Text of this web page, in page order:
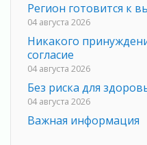
Регион готовится к
04 августа 2026
Никакого
согласие
04 августа 2026
Без риска для
04 августа 2026
Важная информация